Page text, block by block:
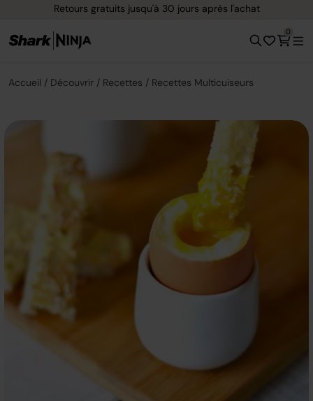
Retours gratuits jusqu'à 30 jours après l'achat
0
Accueil Découvrir Recettes Recettes Multicuiseurs